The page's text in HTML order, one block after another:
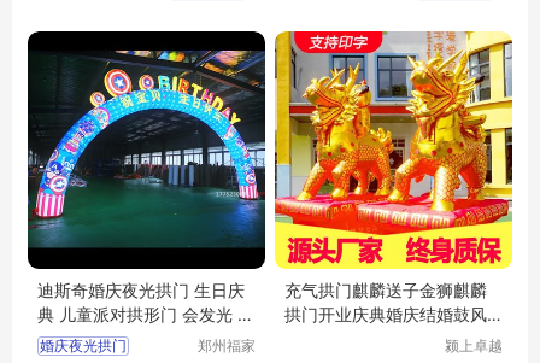
迪斯奇婚庆夜光拱门 生日庆
典 儿童派对拱形门 会发光 新
奇好玩
婚庆夜光拱门
郑州福家
充气拱门麒麟送子金狮麒麟
拱门开业庆典婚庆结婚鼓风
颍上卓越